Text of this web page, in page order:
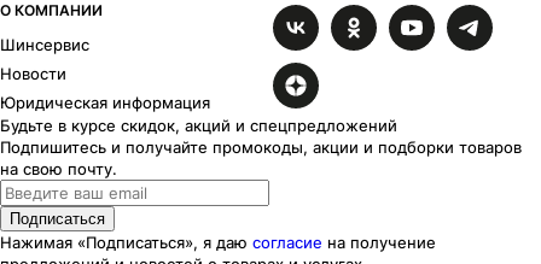
О КОМПАНИИ
Шинсервис
Новости
Юридическая информация
Будьте в курсе скидок, акций и спецпредложений
Подпишитесь и получайте промокоды, акции и подборки товаров
на свою почту.
Подписаться
Нажимая «Подписаться», я даю согласие на получение